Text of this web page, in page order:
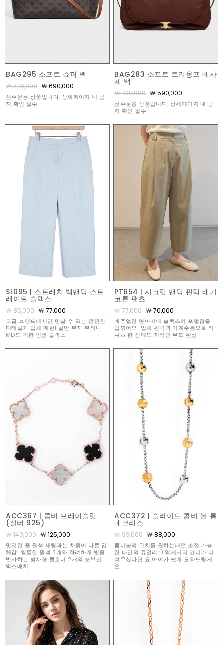
BAG295 소프트 쇼퍼 백
￦ 770,000 ￦ 690,000
선주문용 상품입니다. 상세페이지 내 공
지 확인 필수
BAG283 소프트 트리옹프 베사
체 백
￦ 730,000 ￦ 590,000
선주문용 상품입니다. 상세페이지 내 공
지 확인 필수!
SL095 | 스트레치 백밴딩 스트
레이트 슬랙스
￦ 85,000 ￦ 77,000
고급 브랜드에서만 만날 수 있는 깐깐한
디테일과 입체 패턴! 골반 부자 부티나
MD도 픽한 인생 슬랙스
PT654 | 시크릿 밴딩 핀턱 배기
코튼 팬츠
￦ 77,000 ￦ 70,000
캐주얼한 면바지에 슬랙스의 포멀함을
입혔어요! 입체 핀턱과 기계주름으로 티
셔츠 한 장에도 지적인 무드 완성
ACC367 | 콤비 브레이슬릿
(실버 925)
￦ 140,000 ￦ 125,000
밋밋한 풀 원석 세팅과는 차원이 다른 입
체감! 영롱한 원석 3개와 화려하게 빛을
반사하는 방사형 클로버 2개의 눈부신
믹스매치
ACC372 | 슬라이드 콤비 볼 롱
네크리스
￦ 99,000 ￦ 88,000
콤비볼의 위치를 원하는대로 조절 가능
한 나만의 쥬얼리 :) 악세서리 코디가 어
려우셨다면 요 아이가 쉽게 도와드릴게
요!